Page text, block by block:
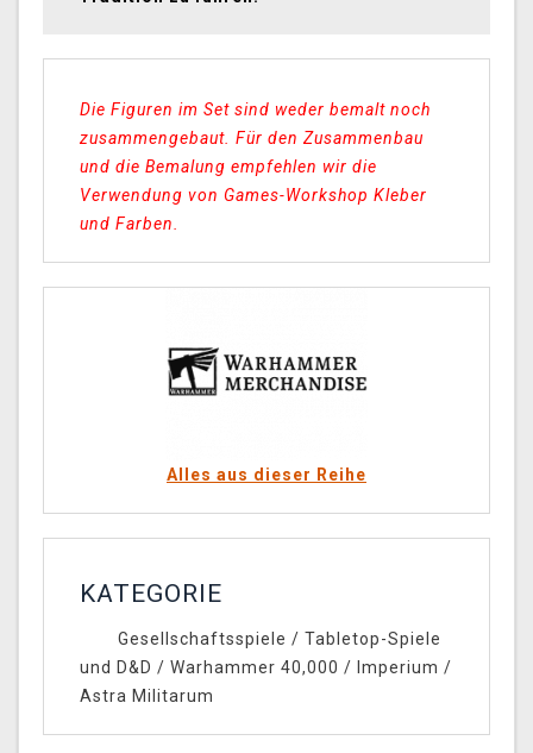
Die Figuren im Set sind weder bemalt noch
zusammengebaut. Für den Zusammenbau
und die Bemalung empfehlen wir die
Verwendung von Games-Workshop Kleber
und Farben.
Alles aus dieser Reihe
KATEGORIE
Gesellschaftsspiele / Tabletop-Spiele
und D&D / Warhammer 40,000 / Imperium /
Astra Militarum